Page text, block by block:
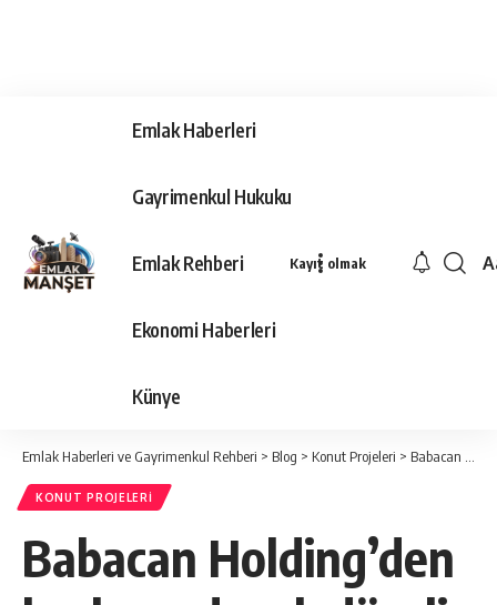
Emlak Haberleri
Gayrimenkul Hukuku
Emlak Rehberi
Ekonomi Haberleri
Künye
Kayıt olmak
Emlak Haberleri ve Gayrimenkul Rehberi > Blog > Konut Projeleri > Babacan Holding’den herkese dayalı döşeli lüks ev fırsatı!
KONUT PROJELERI
Babacan Holding’den